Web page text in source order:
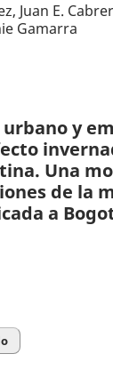
Juan E.
Gamarra
y
Una
de la
a